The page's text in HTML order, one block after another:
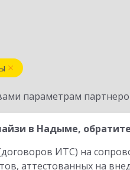
параметрам
в Надыме,
ИТС) на
аттестованных на